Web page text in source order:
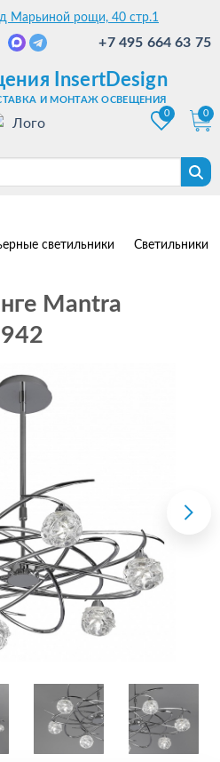
Марьиной рощи, 40 стр.1
+7 495 664 63 75
InsertDesign
И МОНТАЖ ОСВЕЩЕНИЯ
0
0
светильники Светильники
Mantra